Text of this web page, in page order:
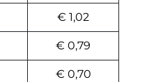
€ 1,02
€ 0,79
€ 0,70